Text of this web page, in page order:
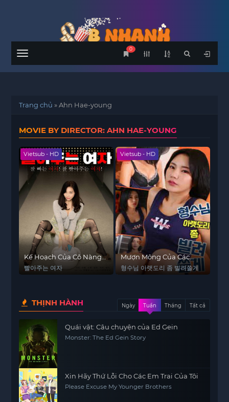
Menu
0
Trang chủ »Ahn Hae-young
MOVIE BY DIRECTOR: AHN HAE-YOUNG
Vietsub - HD
Kế Hoạch Của Cô Nàng
Nội Trợ
빨아주는 여자
Vietsub - HD
Mượn Mông Của Các
Nàng
형수님 아랫도리 좀 빌려쓸게
THỊNH HÀNH Ngày Tuần Tháng Tất cả
Quái vật: Câu chuyện của Ed Gein
Monster: The Ed Gein Story
Xin Hãy Thứ Lỗi Cho Các Em Trai Của Tôi
Please Excuse My Younger Brothers